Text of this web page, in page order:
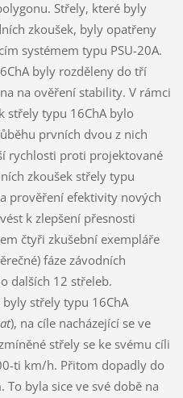
Střely, které byly
zkoušek, byly opatřeny
systémem typu PSU-20A.
byly rozděleny do tří
na ověření stability. V rámci
střely typu 16ChA bylo
prvních dvou z nich
rychlosti proti projektované
zkoušek střely typu
prověření efektivity nových
k zlepšení přesnosti
čtyři zkušební exempláře
fáze závodních
dalších 12 střeleb.
střely typu 16ChA
), na cíle nacházející se ve
střely se ke svému cíli
ti km/h. Přitom dopadly do
byla sice ve své době na